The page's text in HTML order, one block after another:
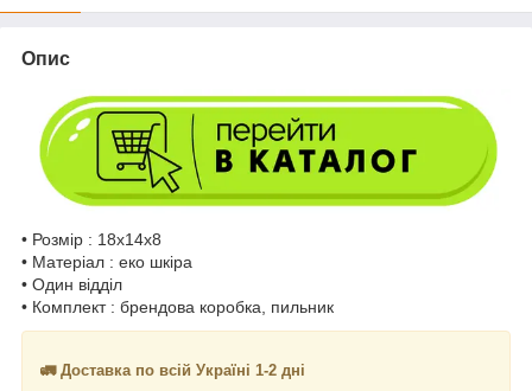
Опис
• Розмір : 18х14х8
• Матеріал : еко шкіра
• Один відділ
• Комплект : брендова коробка, пильник
🚛 Доставка по всій Україні 1-2 дні